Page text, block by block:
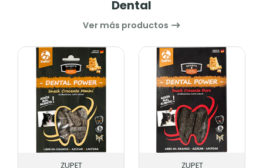
Dental
Ver más productos